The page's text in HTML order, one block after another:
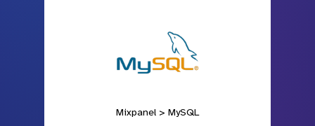
Mixpanel > MySQL